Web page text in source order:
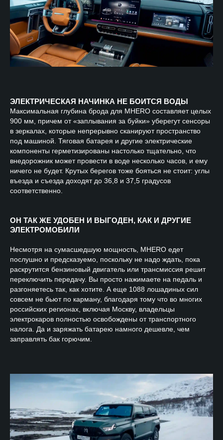
ЭЛЕКТРИЧЕСКАЯ НАЧИНКА НЕ БОИТСЯ ВОДЫ
Максимальная глубина брода для MHERO составляет целых
900 мм, причем от «заплывания за буйки» уберегут сенсоры
в зеркалах, которые непрерывно сканируют пространство
под машиной. Тяговая батарея и другие электрические
компоненты герметизированы настолько тщательно, что
внедорожник может провести в воде несколько часов, и ему
ничего не будет. Крутых берегов тоже бояться не стоит: углы
въезда и съезда доходят до 36,8 и 37,5 градусов
соответственно.
ОН ТАК ЖЕ УДОБЕН И ВЫГОДЕН, КАК И ДРУГИЕ
ЭЛЕКТРОМОБИЛИ
Несмотря на сумасшедшую мощность, MHERO едет
послушно и предсказуемо, поскольку не надо ждать, пока
раскрутится бензиновый двигатель или трансмиссия решит
переключить передачу. Вы просто нажимаете на педаль и
разгоняетесь так, как хотите. А еще 1088 лошадиных сил
совсем не бьют по карману, благодаря тому что во многих
российских регионах, включая Москву, владельцы
электрокаров полностью освобождены от транспортного
налога. Да и заряжать батарею намного дешевле, чем
заправлять бак горючим.